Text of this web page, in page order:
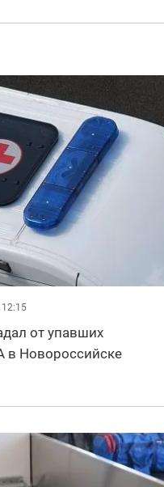
12:15
от упавших
Новороссийске